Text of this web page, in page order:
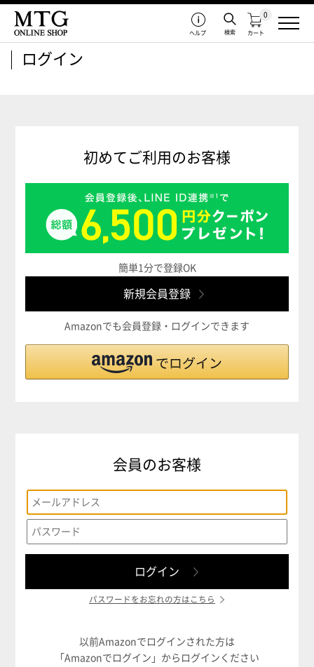
カート
0
検索
ヘルプ
ログイン
初めてご利用のお客様
簡単1分で登録OK
Amazonでも会員登録・ログインできます
会員のお客様
パスワードをお忘れの方はこちら
以前Amazonでログインされた方は
「Amazonでログイン」からログインください